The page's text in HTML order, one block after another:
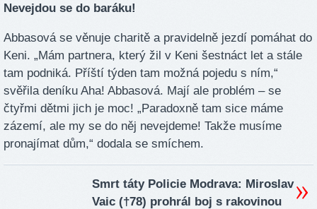
Nevejdou se do baráku!
Abbasová se věnuje charitě a pravidelně jezdí pomáhat do
Keni. „Mám partnera, který žil v Keni šestnáct let a stále
tam podniká. Příští týden tam možná pojedu s ním,“
svěřila deníku Aha! Abbasová. Mají ale problém – se
čtyřmi dětmi jich je moc! „Paradoxně tam sice máme
zázemí, ale my se do něj nevejdeme! Takže musíme
pronajímat dům,“ dodala se smíchem.
Smrt táty Policie Modrava: Miroslav
Vaic (†78) prohrál boj s rakovinou